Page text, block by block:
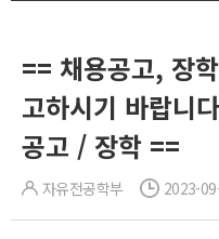
== 채용공고, 장
고하시기 바랍니
공고 / 장학 ==
자유전공학부 2023-